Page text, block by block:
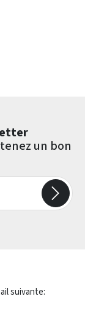
un bon
suivante: